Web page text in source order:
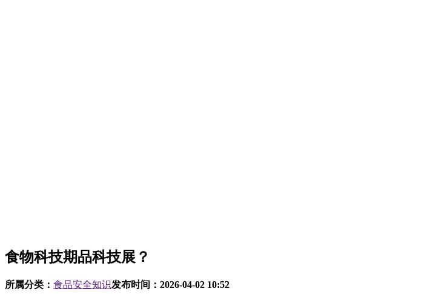
食物科技期品科技展？
所属分类： 食品安全知识发布时间： 2026-04-02 10:52